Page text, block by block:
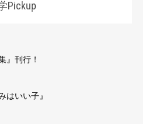
Pickup
』刊行！
はいい子』